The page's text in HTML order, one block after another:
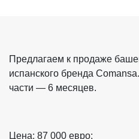
Предлагаем к продаже
испанского бренда
части — 6 месяцев.
Цена: 87 000 евро;